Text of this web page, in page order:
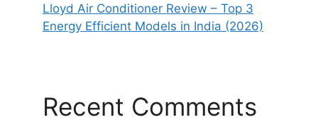
Lloyd Air Conditioner Review – Top 3
Energy Efficient Models in India (2026)
Recent Comments